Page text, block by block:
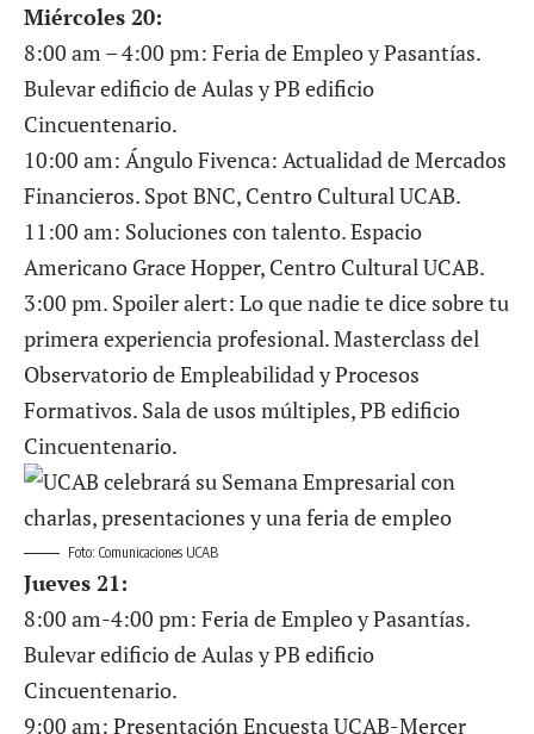
Miércoles 20:
8:00 am – 4:00 pm: Feria de Empleo y Pasantías.
Bulevar edificio de Aulas y PB edificio
Cincuentenario.
10:00 am: Ángulo Fivenca: Actualidad de Mercados
Financieros. Spot BNC, Centro Cultural UCAB.
11:00 am: Soluciones con talento. Espacio
Americano Grace Hopper, Centro Cultural UCAB.
3:00 pm. Spoiler alert: Lo que nadie te dice sobre tu
primera experiencia profesional. Masterclass del
Observatorio de Empleabilidad y Procesos
Formativos. Sala de usos múltiples, PB edificio
Cincuentenario.
Foto: Comunicaciones UCAB
Jueves 21:
8:00 am-4:00 pm: Feria de Empleo y Pasantías.
Bulevar edificio de Aulas y PB edificio
Cincuentenario.
9:00 am: Presentación Encuesta UCAB-Mercer